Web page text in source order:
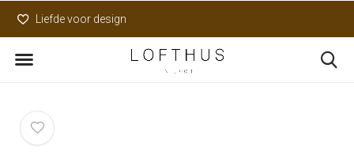
Liefde voor design